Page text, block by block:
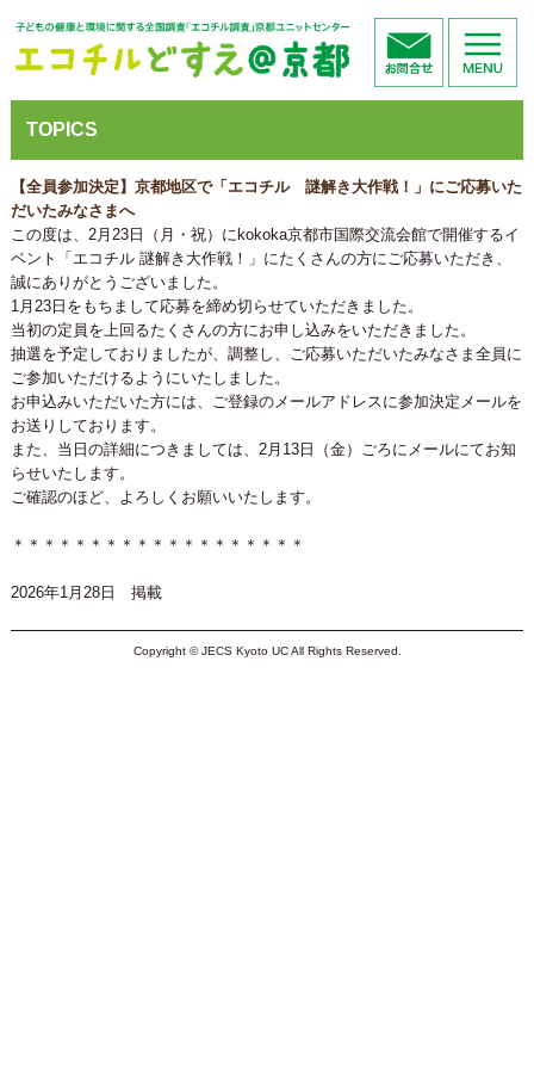
TOPICS
【全員参加決定】京都地区で「エコチル 謎解き大作戦！」にご応募いた
だいたみなさまへ
この度は、2月23日（月・祝）にkokoka京都市国際交流会館で開催するイ
ベント「エコチル 謎解き大作戦！」にたくさんの方にご応募いただき、
誠にありがとうございました。
1月23日をもちまして応募を締め切らせていただきました。
当初の定員を上回るたくさんの方にお申し込みをいただきました。
抽選を予定しておりましたが、調整し、ご応募いただいたみなさま全員に
ご参加いただけるようにいたしました。
お申込みいただいた方には、ご登録のメールアドレスに参加決定メールを
お送りしております。
また、当日の詳細につきましては、2月13日（金）ごろにメールにてお知
らせいたします。
ご確認のほど、よろしくお願いいたします。
＊＊＊＊＊＊＊＊＊＊＊＊＊＊＊＊＊＊＊
2026年1月28日 掲載
Copyright © JECS Kyoto UC All Rights Reserved.